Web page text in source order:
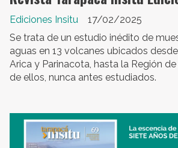
Ediciones Insitu
17/02/2025
Se trata de un estudio inédito de
aguas en 13 volcanes ubicados
Arica y Parinacota, hasta la Región
de ellos, nunca antes estudiados.